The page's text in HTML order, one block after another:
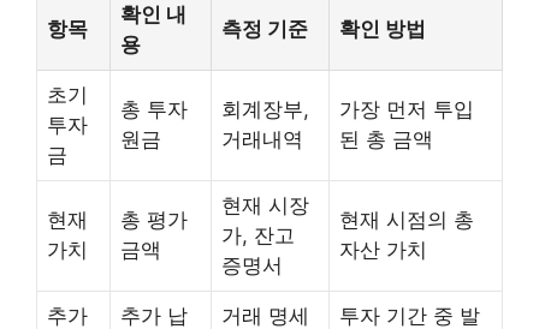
항목
확인 내
용
측정 기준 확인 방법
초기
투자
금
총 투자
원금
회계장부,
거래내역
가장 먼저 투입
된 총 금액
현재
가치
총 평가
금액
현재 시장
가, 잔고
증명서
현재 시점의 총
자산 가치
추가
추가 납
거래 명세
투자 기간 중 발